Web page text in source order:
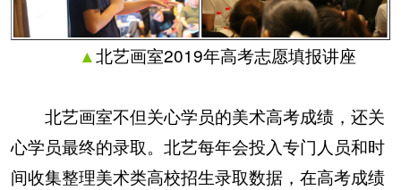
▲北艺画室2019年高考志愿填报讲座
北艺画室不但关心学员的美术高考成绩，还关
心学员最终的录取。北艺每年会投入专门人员和时
间收集整理美术类高校招生录取数据，在高考成绩